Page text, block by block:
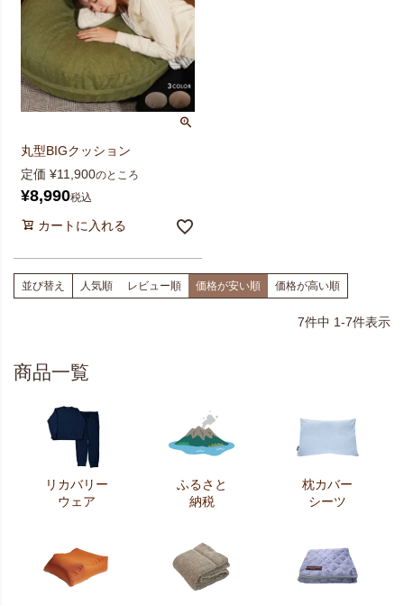
丸型BIGクッション
定価 ¥11,900のところ
¥8,990税込
カートに入れる
並び替え 人気順 レビュー順 価格が安い順 価格が高い順
7件中 1-7件表示
商品一覧
リカバリー
ウェア
ふるさと
納税
枕カバー
シーツ